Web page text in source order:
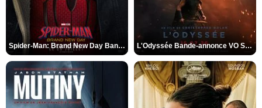
Spider-Man: Brand New Day Bande-annonce VO STFR L'Odyssée Bande-annonce VO STFR